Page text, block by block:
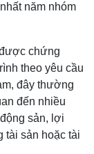
năm nhóm
chứng
theo yêu cầu
đây thường
đến nhiều
sản, lợi
tài sản hoặc tài